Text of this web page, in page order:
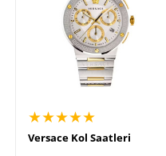
★★★★★
Versace Kol Saatleri